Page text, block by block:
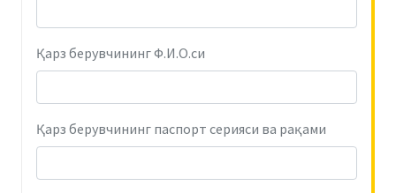
Қарз берувчининг Ф.И.О.си
Қарз берувчининг паспорт серияси ва рақами